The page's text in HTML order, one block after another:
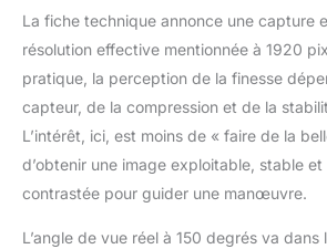
est équipée
infrarouges
vision
même dans
boucle : La
sans fil
haute
La fiche technique annonce une capture
résolution effective mentionnée à 1920
pratique, la perception de la finesse
capteur, de la compression et de la
L’intérêt, ici, est moins de « faire de la
d’obtenir une image exploitable, stable et
contrastée pour guider une manœuvre.
L’angle de vue réel à 150 degrés va dans